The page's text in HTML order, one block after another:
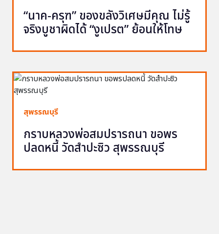
“นาค-ครุฑ” ของขลังวิเศษมีคุณ ไม่รู้
จริงบูชาผิดได้ “งูเปรต” ย้อนให้โทษ
สุพรรณบุรี
กราบหลวงพ่อสมปรารถนา ขอพร
ปลดหนี้ วัดสำปะซิว สุพรรณบุรี